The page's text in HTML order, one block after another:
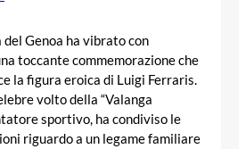
Genoa ha vibrato con
toccante commemorazione che
la figura eroica di Luigi Ferraris.
volto della “Valanga
sportivo, ha condiviso le
riguardo a un legame familiare